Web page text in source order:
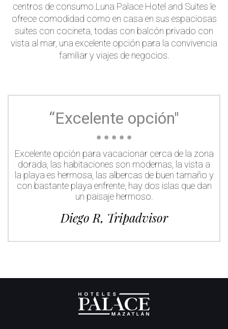
centros de consumo.Luna Palace Hotel and Suites le
ofrece comodidad como en casa en sus espaciosas
suites con cocineta, todas con balcón privado con
vista al mar, una excelente opción para la convivencia
familiar y viajes de negocios.
“Excelente opción"
● ● ● ● ●
Excelente opción para vacacionar cerca de la zona
dorada, las habitaciones son modernas, la vista a
la playa es hermosa, las albercas de buen tamaño y
con bastante playa enfrente, hay dos islas que dan
un paisaje hermoso.
Diego R, Tripadvisor